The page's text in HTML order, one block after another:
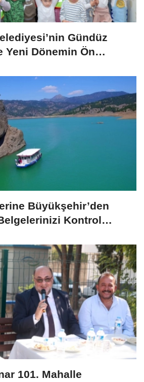
Gündüz
Yeni Dönemin Ön
Büyükşehir’den
Kontrol
101. Mahalle